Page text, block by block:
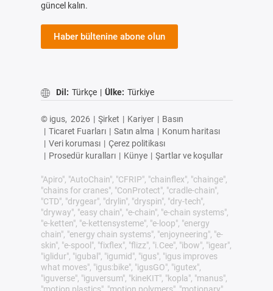
güncel kalın.
Haber bültenine abone olun
Dil: Türkçe | Ülke: Türkiye
© igus, 2026 | Şirket | Kariyer | Basın
| Ticaret Fuarları | Satın alma | Konum haritası
| Veri koruması | Çerez politikası
| Prosedür kuralları | Künye | Şartlar ve koşullar
"Apiro", "AutoChain", "CFRIP", "chainflex", "chainge",
"chains for cranes", "ConProtect", "cradle-chain",
"CTD", "drygear", "drylin", "dryspin", "dry-tech",
"dryway", "easy chain", "e-chain", "e-chain systems",
"e-ketten", "e-kettensysteme", "e-loop", "energy
chain", "energy chain systems", "enjoyneering", "e-
skin", "e-spool", "fixflex", "flizz", "i.Cee", "ibow", "igear",
"iglidur", "igubal", "igumid", "igus", "igus improves
what moves", "igus:bike", "igusGO", "igutex",
"iguverse", "iguversum", "kineKIT", "kopla", "manus",